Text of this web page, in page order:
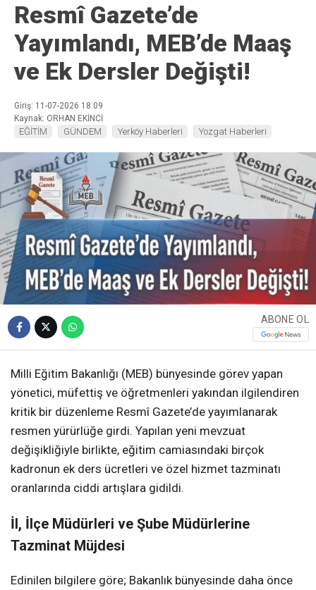
Resmî Gazete’de
Yayımlandı, MEB’de Maaş
ve Ek Dersler Değişti!
Giriş: 11-07-2026 18:09
Kaynak: ORHAN EKİNCİ
EĞİTİM GÜNDEM Yerköy Haberleri Yozgat Haberleri
ABONE OL
Milli Eğitim Bakanlığı (MEB) bünyesinde görev yapan
yönetici, müfettiş ve öğretmenleri yakından ilgilendiren
kritik bir düzenleme Resmî Gazete’de yayımlanarak
resmen yürürlüğe girdi. Yapılan yeni mevzuat
değişikliğiyle birlikte, eğitim camiasındaki birçok
kadronun ek ders ücretleri ve özel hizmet tazminatı
oranlarında ciddi artışlara gidildi.
İl, İlçe Müdürleri ve Şube Müdürlerine
Tazminat Müjdesi
Edinilen bilgilere göre; Bakanlık bünyesinde daha önce